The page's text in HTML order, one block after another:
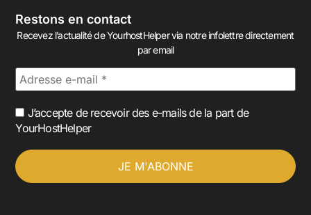
Restons en contact
Recevez l’actualité de YourhostHelper via notre infolettre directement
par email
J’accepte de recevoir des e-mails de la part de
YourHostHelper